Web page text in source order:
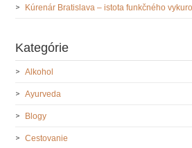
Kúrenár Bratislava – istota funkčného
Kategórie
Alkohol
Ayurveda
Blogy
Cestovanie